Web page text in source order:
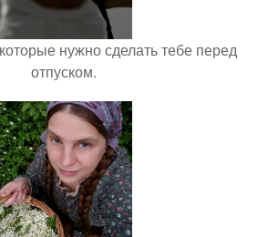
нужно сделать тебе перед
отпуском.